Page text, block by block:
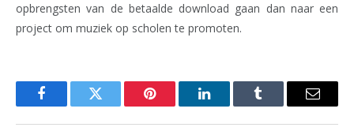
opbrengsten van de betaalde download gaan dan naar een
project om muziek op scholen te promoten.
FacebookTwitter Pinterest LinkedInTumblr Email